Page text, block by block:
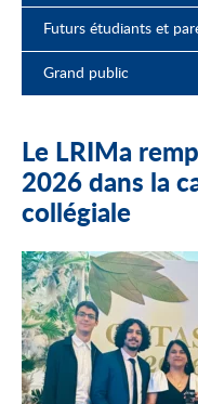
Futurs étudiants et
Grand public
Le LRIMa
2026 dans la
collégiale